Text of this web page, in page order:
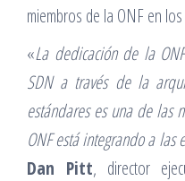
miembros de la ONF en
«La dedicación de la
SDN a través de la
estándares es una de las
ONF está integrando a las
Dan Pitt, director